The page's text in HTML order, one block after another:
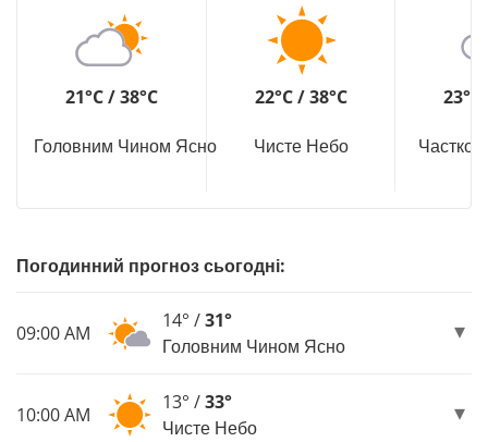
21°C / 38°C
Головним Чином Ясно
22°C / 38°C
Чисте Небо
23°C
Погодинний прогноз сьогодні:
09:00 AM
14° /31°
Головним Чином Ясно
10:00 AM
13° /33°
Чисте Небо